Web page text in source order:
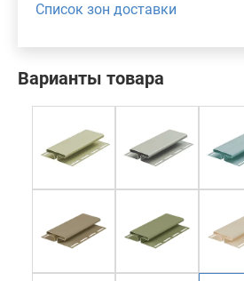
Варианты товара
Список зон доставки